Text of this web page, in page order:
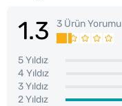
1.3 3 Ürün Yorumu
5 Yıldız
4 Yıldız
3 Yıldız
2 Yıldız